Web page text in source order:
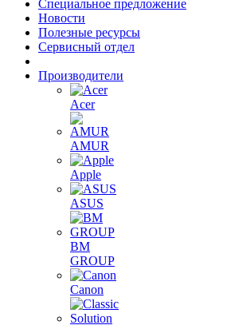
Специальное предложение
Новости
Полезные ресурсы
Сервисный отдел
Производители
Acer
AMUR
Apple
ASUS
BM
GROUP
Canon